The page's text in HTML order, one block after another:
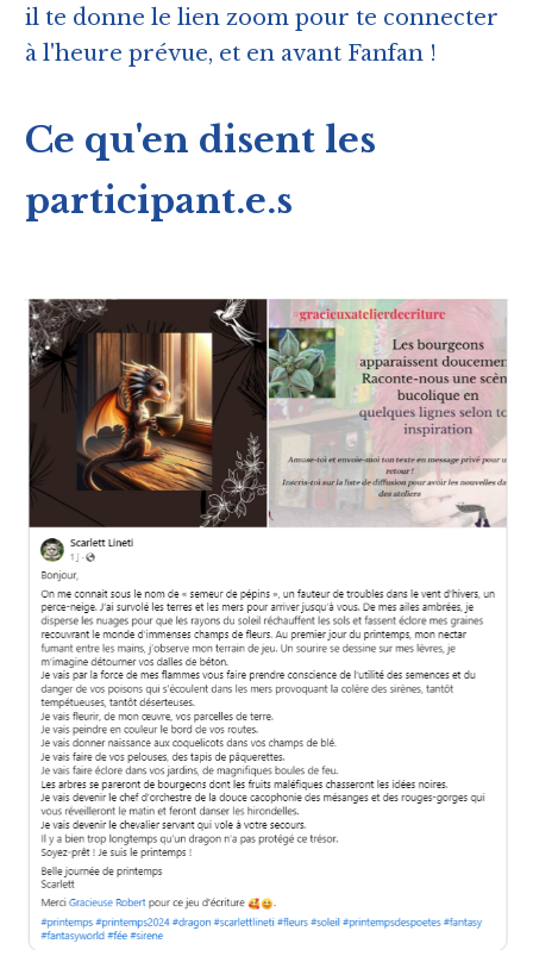
il te donne le lien zoom pour te connecter
à l'heure prévue, et en avant Fanfan !
Ce qu'en disent les
participant.e.s